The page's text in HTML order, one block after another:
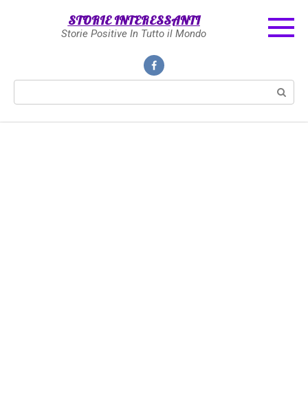
STORIE INTERESSANTI
Storie Positive In Tutto il Mondo